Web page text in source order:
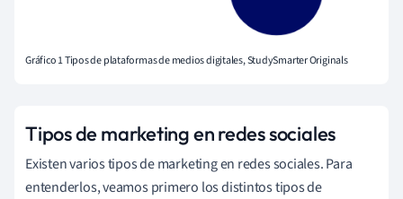
Gráfico 1 Tipos de plataformas de medios digitales, StudySmarter Originals
Tipos de marketing en redes sociales
Existen varios tipos de marketing en redes sociales. Para
entenderlos, veamos primero los distintos tipos de